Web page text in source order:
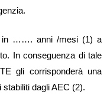
in ……. anni /mesi (1) a
In conseguenza di tale
gli corrisponderà una
dagli AEC (2).